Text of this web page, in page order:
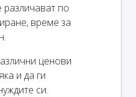
различават по
време за
ценови
и да ги
си.